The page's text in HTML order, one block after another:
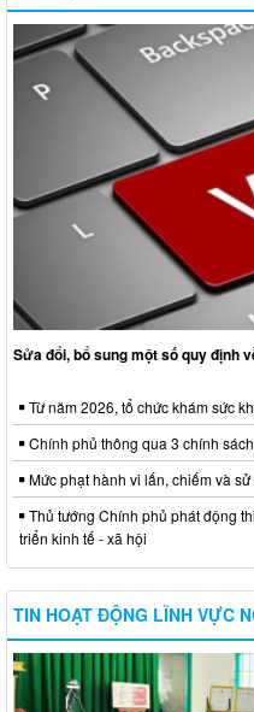
Sửa đổi, bổ sung một số quy định
Từ năm 2026, tổ chức khám sức
Chính phủ thông qua 3 chính
Mức phạt hành vi lấn, chiếm và
Thủ tướng Chính phủ phát động
triển kinh tế - xã hội
TIN HOẠT ĐỘNG LĨNH VỰC